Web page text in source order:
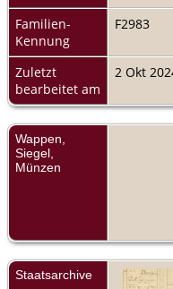
Familien-
Kennung
F2983
Zuletzt
bearbeitet am
2 Okt
Wappen,
Siegel,
Münzen
Staatsarchive